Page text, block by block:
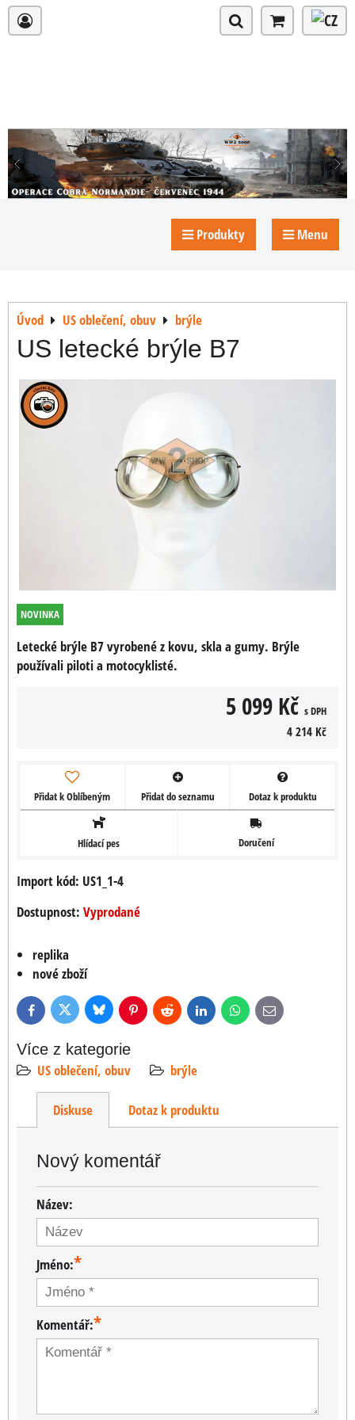
Produkty Menu
Úvod US oblečení, obuv brýle
US letecké brýle B7
NOVINKA
Letecké brýle B7 vyrobené z kovu, skla a gumy. Brýle
používali piloti a motocyklisté.
5 099 Kč s DPH
4 214 Kč
Přidat k Oblíbeným Přidat do seznamu Dotaz k produktu
Hlídací pes Doručení
Import kód: US1_1-4
Dostupnost: Vyprodané
replika
nové zboží
FacebookTwitter BlueskyPinterestReddit LinkedInWhatsApp
E-
mail
Více z kategorie
US oblečení, obuv
brýle
Diskuse Dotaz k produktu
Nový komentář
Název:
Jméno:*
Komentář:*